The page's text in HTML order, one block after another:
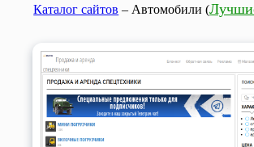
Каталог сайтов – Автомобили (